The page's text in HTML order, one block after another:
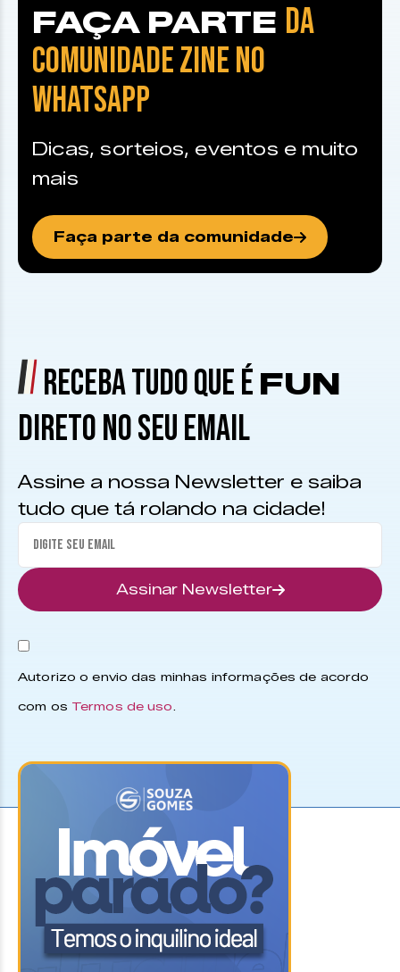
FAÇA PARTE DA
COMUNIDADE ZINE NO
WHATSAPP
Dicas, sorteios, eventos e muito
mais
Faça parte da comunidade
RECEBA TUDO QUE É FUN
DIRETO NO SEU EMAIL
Assine a nossa Newsletter e saiba
tudo que tá rolando na cidade!
Assinar Newsletter
Autorizo o envio das minhas informações de acordo
com os Termos de uso.